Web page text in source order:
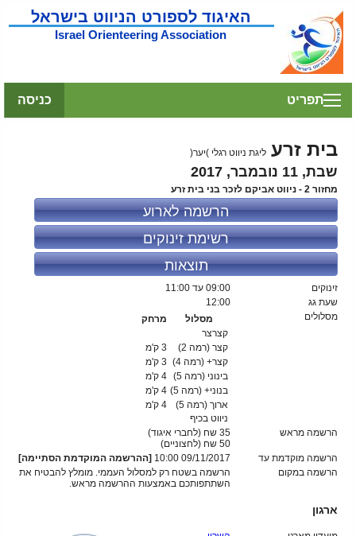
האיגוד לספורט הניווט בישראל
Israel Orienteering Association
כניסה תפריט
בית זרע ליגת ניווט רגלי )יער(
שבת, 11 נובמבר, 2017
מחזור 2 - ניווט אביקם לזכר בני בית זרע
הרשמה לארוע
רשימת זינוקים
תוצאות
זינוקים 09:00 עד 11:00
שעת גג
12:00
מסלולים
מסלול
מרחק
קצרצר
קצר (רמה 2)
3 ק'מ
קצר+ (רמה 4)
3 ק'מ
בינוני (רמה 5)
4 ק'מ
בנוני+ (רמה 5)
4 ק'מ
ארוך (רמה 5)
4 ק'מ
ניווט בכיף
הרשמה מראש
35 שח (לחברי איגוד)
50 שח (לחצוניים)
הרשמה מוקדמת עד
09/11/2017 10:00
[ההרשמה המוקדמת הסתיימה]
הרשמה במקום
הרשמה בשטח רק למסלול העממי. מומלץ להבטיח את
השתתפותכם באמצעות ההרשמה מראש.
ארגון